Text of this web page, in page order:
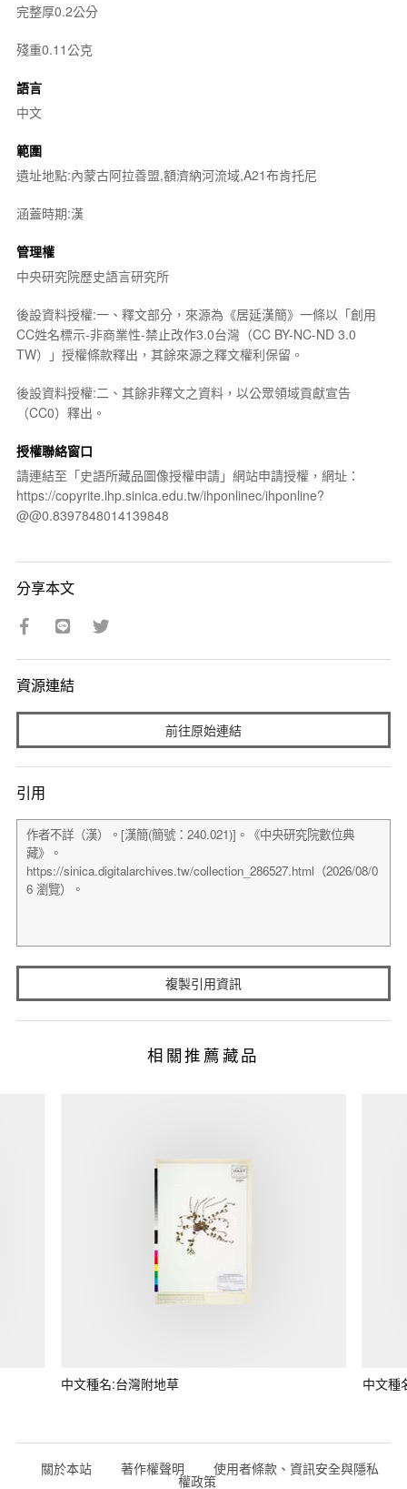
完整厚0.2公分
殘重0.11公克
語言
中文
範圍
遺址地點:內蒙古阿拉善盟,額濟納河流域,A21布肯托尼
涵蓋時期:漢
管理權
中央研究院歷史語言研究所
後設資料授權:一、釋文部分，來源為《居延漢簡》一條以「創用
CC姓名標示-非商業性-禁止改作3.0台灣（CC BY-NC-ND 3.0
TW）」授權條款釋出，其餘來源之釋文權利保留。
後設資料授權:二、其餘非釋文之資料，以公眾領域貢獻宣告
（CC0）釋出。
授權聯絡窗口
請連結至「史語所藏品圖像授權申請」網站申請授權，網址：
https://copyrite.ihp.sinica.edu.tw/ihponlinec/ihponline?
@@0.8397848014139848
分享本文
資源連結
前往原始連結
引用
複製引用資訊
相關推薦藏品
中文種名:台灣附地草 中文種
關於本站 著作權聲明 使用者條款、資訊安全與隱私
權政策